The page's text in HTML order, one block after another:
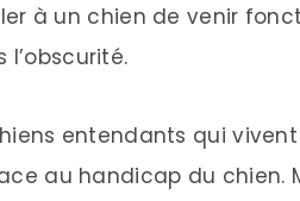
à un chien de venir
entendants qui
au handicap du chien.